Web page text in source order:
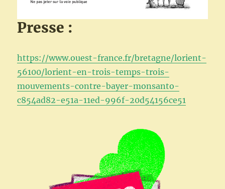
Presse :
https://www.ouest-france.fr/bretagne/lorient-
56100/lorient-en-trois-temps-trois-
mouvements-contre-bayer-monsanto-
c854ad82-e51a-11ed-996f-20d54156ce51